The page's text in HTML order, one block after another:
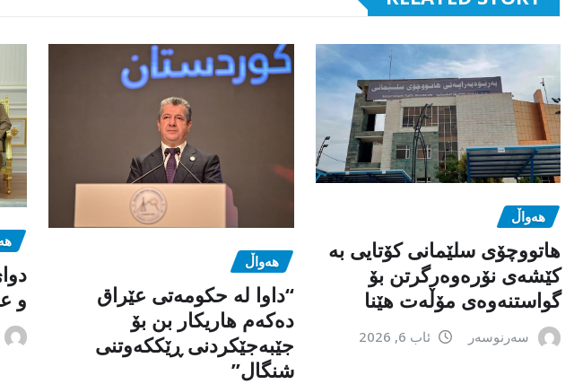
هەواڵ
هاتووچۆی سلێمانی کۆتایی بە
کێشەی نۆرەوەرگرتن بۆ
گواستنەوەی مۆڵەت هێنا
سەرنوسەر ئاب 6, 2026
هەواڵ
“داوا لە حكومەتی عێراق
دەكەم هاریكار بن بۆ
جێبەجێكردنی ڕێككەوتنی
شنگال”
و